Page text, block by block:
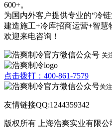
600+。
为国内外客户提供专业的“冷
建造施工+冷库招商运营+智慧
欢迎来电咨询！
关
点击拨打：400-861-7579
关
友情链接QQ:1244359342
版权所有 上海浩爽实业有限公